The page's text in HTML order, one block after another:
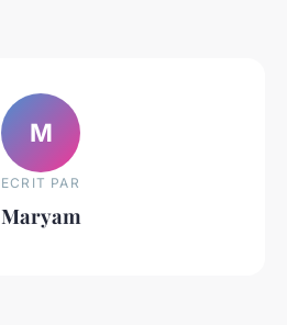
M
ECRIT PAR
Maryam